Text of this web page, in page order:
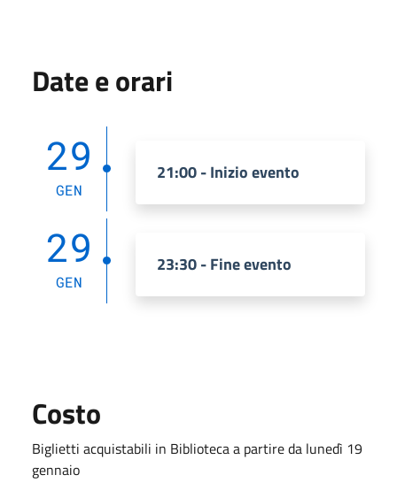
Date e orari
29
GEN
21:00 - Inizio evento
29
GEN
23:30 - Fine evento
Costo
Biglietti acquistabili in Biblioteca a partire da lunedì 19
gennaio